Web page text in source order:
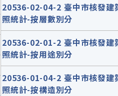
20536-02-04-2 臺中市核發建
照統計-按層數別分
20536-02-01-2 臺中市核發建
照統計-按用途別分
20536-01-04-2 臺中市核發建
照統計-按構造別分